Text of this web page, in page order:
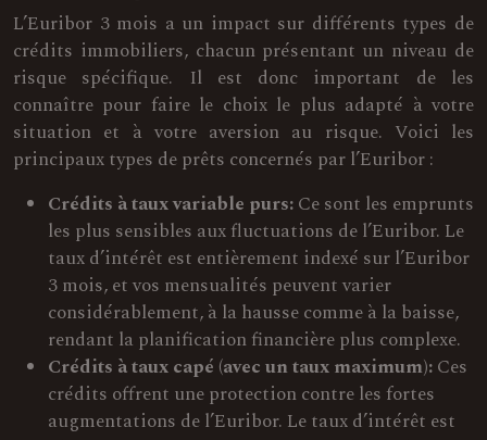
L’Euribor 3 mois a un impact sur différents types de
crédits immobiliers, chacun présentant un niveau de
risque spécifique. Il est donc important de les
connaître pour faire le choix le plus adapté à votre
situation et à votre aversion au risque. Voici les
principaux types de prêts concernés par l’Euribor :
Crédits à taux variable purs:Ce sont les emprunts
les plus sensibles aux fluctuations de l’Euribor. Le
taux d’intérêt est entièrement indexé sur l’Euribor
3 mois, et vos mensualités peuvent varier
considérablement, à la hausse comme à la baisse,
rendant la planification financière plus complexe.
Crédits à taux capé (avec un taux maximum):Ces
crédits offrent une protection contre les fortes
augmentations de l’Euribor. Le taux d’intérêt est